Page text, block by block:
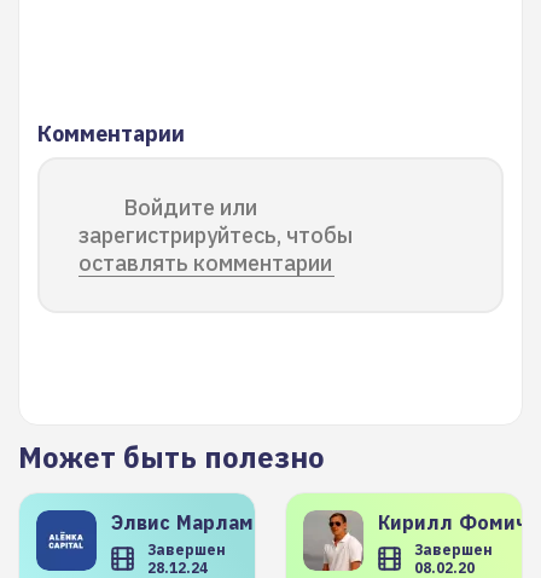
Комментарии
Войдите или
зарегистрируйтесь, чтобы
оставлять комментарии
Может быть полезно
Элвис Марламов
Завершен
28.12.24
Кирилл
Завершен
08.02.20